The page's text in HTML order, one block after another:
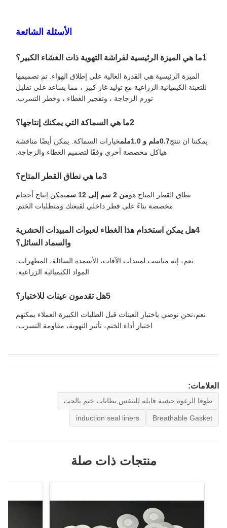
الأسئلة الشائعة
1ما هي الميزة الرئيسية لفراشة التهوية ذات الغشاء الكبير؟
الميزة الرئيسية هي القدرة العالية على إطلاق الهواء. تم تصميمها
للتعبئة الكيميائية الزراعية مع توليد غاز كبير ، مما يساعد على تقليل
تورم الزجاجة ، وتفجير الغطاء ، وخطر التسرب.
2ما هي السماكة التي يمكنك إنتاجها؟
يمكننا ان ننتج0.7ملم و 1.0ملم
خيارات السماكة. يمكن أيضًا مناقشة
هياكل مخصصة أخرى وفقًا لتصميم الغطاء والزجاجة.
3ما هي نطاق القطر المتاح؟
نطاق القطر المتاح هومن 2 سم إلى 12 سم
يمكن إنتاج أحجام
مخصصة بناءً على قطر داخلي لقبعتك ومتطلبات الختم.
4هل يمكن استخدام هذا الغطاء لعبوات المبيدات الحشرية
والسماد السائل؟
نعم، إنه مناسب لمبيدات الآفات، الأسمدة السائلة، المطهرات،
المواد الكيميائية الزراعية،
5هل تقدمون عينات للاختبار؟
نعم،نحن نوصي باختبار العينات قبل الطلبات الكبيرة العملاء يمكنهم
اختبار أداء الختم، تأثير التهوية، مقاومة التسرب،
العلامات:
طوقا الرغوة,حشية قابلة للتنفس,بطانات ختم بالحث
Breathable Gasket
induction seal liners
منتجات ذات صلة